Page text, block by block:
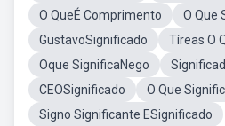
O QueÉ Comprimento
O Que
GustavoSignificado
Tíreas O
Oque SignificaNego
CEOSignificado
O Que
Signo Significante ESignificado